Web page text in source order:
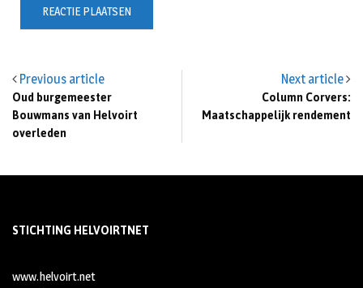
Previous article
Oud burgemeester
Bouwmans van Helvoirt
overleden
Next article
Column Corvers:
Maatschappelijk rendement
STICHTING HELVOIRTNET
www.helvoirt.net